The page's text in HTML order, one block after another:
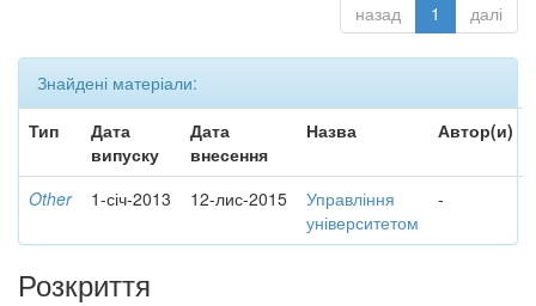
назад 1 далі
Знайдені матеріали:
Тип
Дата
випуску
Дата
внесення
Назва Автор(и)
Other 1-січ-2013 12-лис-2015
Управління
університетом
-
Розкриття